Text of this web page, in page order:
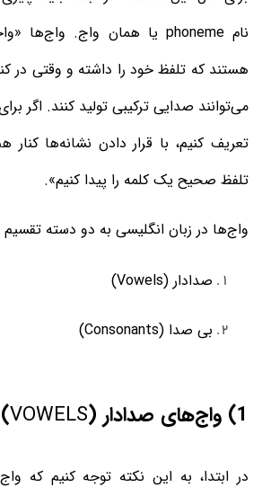
نام phoneme یا همان واج. واج‌ها
هستند که تلفظ خود را داشته و وقتی در
می‌توانند صدایی ترکیبی تولید کنند. اگر
تعریف کنیم، با قرار دادن نشانه‌ها
تلفظ صحیح یک کلمه را پیدا کنیم».
واج‌ها در زبان انگلیسی به دو دسته
صدادار (Vowels)
بی صدا (Consonants)
1) واج‌های صدادار ( VOWELS
)
در ابتدا، به این نکته توجه کنیم که